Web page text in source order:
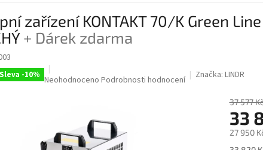
zařízení KONTAKT 70/K Green
+ Dárek zdarma
Sleva -10% Průměrné
Neohodnoceno Podrobnosti hodnocení Značka: LINDR
37 577
33
27 950